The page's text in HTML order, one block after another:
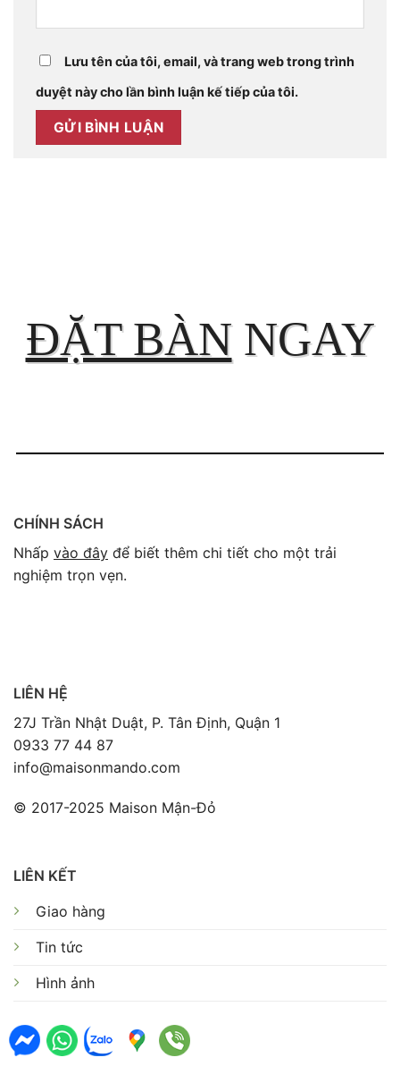
Lưu tên của tôi, email, và trang web trong trình
duyệt này cho lần bình luận kế tiếp của tôi.
ĐẶT BÀNNGAY
CHÍNH SÁCH
Nhấp vào đây để biết thêm chi tiết cho một trải
nghiệm trọn vẹn.
LIÊN HỆ
27J Trần Nhật Duật, P. Tân Định, Quận 1
0933 77 44 87
info@maisonmando.com
© 2017-2025 Maison Mận-Đỏ
LIÊN KẾT
Giao hàng
Tin tức
Hình ảnh